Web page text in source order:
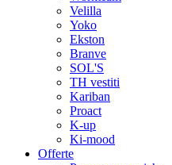
Velilla
Yoko
Ekston
Branve
SOL'S
TH vestiti
Kariban
Proact
K-up
Ki-mood
Offerte